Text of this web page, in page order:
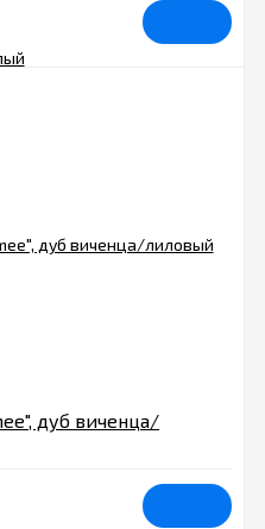
дуб виченца/